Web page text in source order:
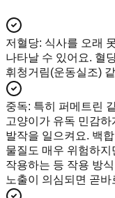
저혈당: 식사를 오래
나타날 수 있어요. 혈
휘청거림(운동실조)
중독: 특히 퍼메트린
고양이가 유독 민감
발작을 일으켜요. 백
물질도 매우 위험하지
작용하는 등 작용 방
노출이 의심되면 곧